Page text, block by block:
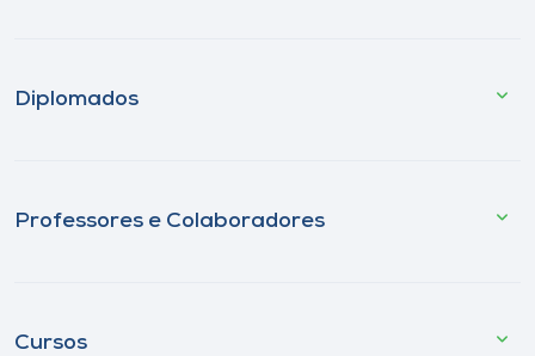
Diplomados
Professores e Colaboradores
Cursos